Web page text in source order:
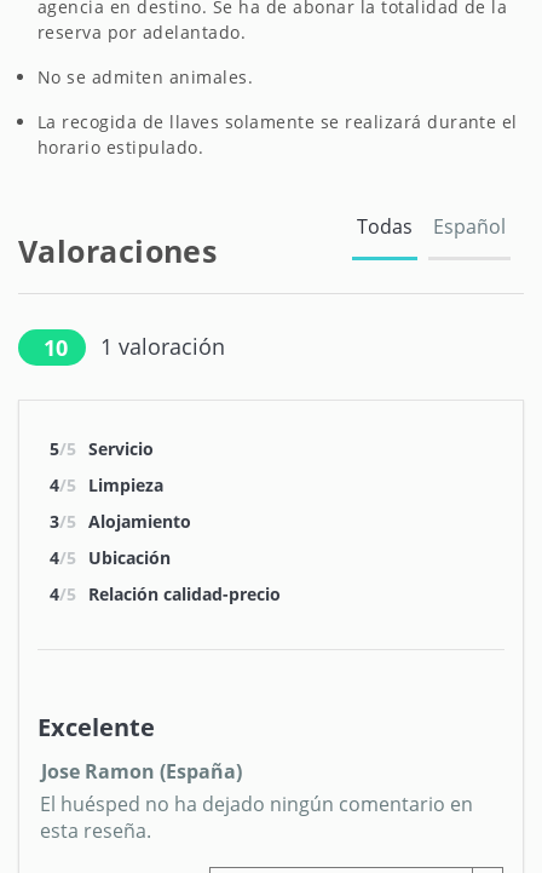
agencia en destino. Se ha de abonar la totalidad de la
reserva por adelantado.
No se admiten animales.
La recogida de llaves solamente se realizará durante el
horario estipulado.
Valoraciones
10 1 valoración
Todas Español
5/5 Servicio
4/5
Limpieza
3/5 Alojamiento
4/5
Ubicación
4/5 Relación calidad-precio
Excelente
Jose Ramon (España)
El huésped no ha dejado ningún comentario en
esta reseña.